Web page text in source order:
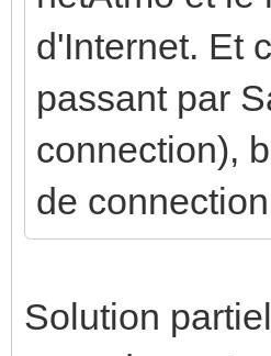
d'Internet. Et
passant par
connection),
de
Solution